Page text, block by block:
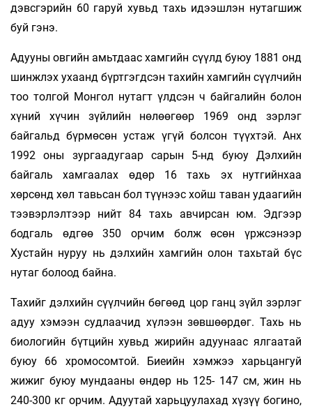
дэвсгэрийн 60 гаруй хувьд тахь идээшлэн нутагшиж
буй гэнэ.
Адууны овгийн амьтдаас хамгийн сүүлд буюу 1881 онд
шинжлэх ухаанд бүртгэгдсэн тахийн хамгийн сүүлчийн
тоо толгой Монгол нутагт үлдсэн ч байгалийн болон
хүний хүчин зүйлийн нөлөөгөөр 1969 онд зэрлэг
байгальд бүрмөсөн устаж үгүй болсон түүхтэй. Анх
1992 оны зургаадугаар сарын 5-нд буюу Дэлхийн
байгаль хамгаалах өдөр 16 тахь эх нутгийнхаа
хөрсөнд хөл тавьсан бол түүнээс хойш таван удаагийн
тээвэрлэлтээр нийт 84 тахь авчирсан юм. Эдгээр
бодгаль өдгөө 350 орчим болж өсөн үржсэнээр
Хустайн нуруу нь дэлхийн хамгийн олон тахьтай бүс
нутаг болоод байна.
Тахийг дэлхийн сүүлчийн бөгөөд цор ганц зүйл зэрлэг
адуу хэмээн судлаачид хүлээн зөвшөөрдөг. Тахь нь
биологийн бүтцийн хувьд жирийн адуунаас ялгаатай
буюу 66 хромосомтой. Биеийн хэмжээ харьцангуй
жижиг буюу мундааны өндөр нь 125- 147 см, жин нь
240-300 кг орчим. Адуутай харьцуулахад хүзүү богино,